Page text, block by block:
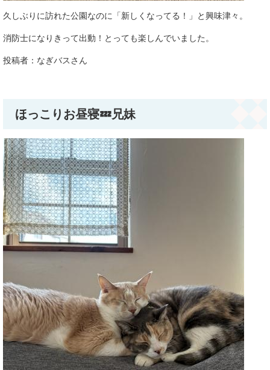
久しぶりに訪れた公園なのに「新しくなってる！」と興味津々。
消防士になりきって出動！とっても楽しんでいました。​
投稿者：なぎバスさん
ほっこりお昼寝💤兄妹